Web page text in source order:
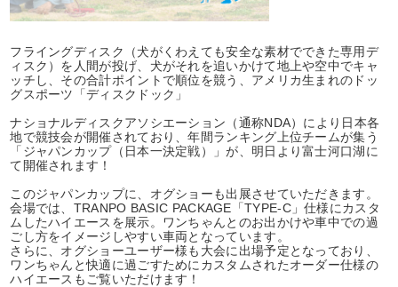
フライングディスク（犬がくわえても安全な素材でできた専用デ
ィスク）を人間が投げ、犬がそれを追いかけて地上や空中でキャ
ッチし、その合計ポイントで順位を競う、アメリカ生まれのドッ
グスポーツ「ディスクドック」
ナショナルディスクアソシエーション（通称NDA）により日本各
地で競技会が開催されており、年間ランキング上位チームが集う
「ジャパンカップ（日本一決定戦）」が、明日より富士河口湖に
て開催されます！
このジャパンカップに、オグショーも出展させていただきます。
会場では、TRANPO BASIC PACKAGE「TYPE-C」仕様にカスタ
ムしたハイエースを展示。ワンちゃんとのお出かけや車中での過
ごし方をイメージしやすい車両となっています。
さらに、オグショーユーザー様も大会に出場予定となっており、
ワンちゃんと快適に過ごすためにカスタムされたオーダー仕様の
ハイエースもご覧いただけます！